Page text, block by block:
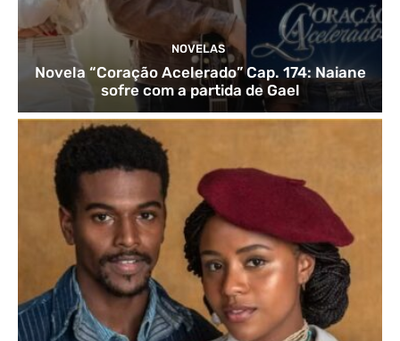
NOVELAS
Novela “Coração Acelerado” Cap. 174: Naiane
sofre com a partida de Gael